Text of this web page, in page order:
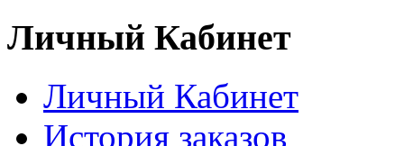
Личный Кабинет
Личный Кабинет
История заказов